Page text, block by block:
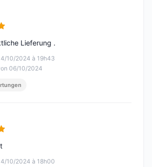
von 5
10/2024 à 19h43
06/10/2024
Lieferung .
von 5
10/2024 à 18h00